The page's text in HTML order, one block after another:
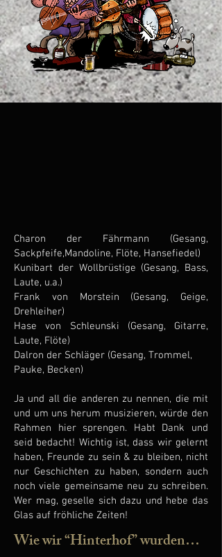
​​Charon der Fährmann (Gesang,
Sackpfeife,Mandoline, Flöte, Hansefiedel)
Kunibart der Wollbrüstige (Gesang, Bass,
Laute, u.a.)
Frank von Morstein (Gesang, Geige,
Drehleiher)
Hase von Schleunski (Gesang, Gitarre,
Laute, Flöte)
Dalron der Schläger (Gesang, Trommel,
Pauke, Becken)
Ja und all die anderen zu nennen, die mit
und um uns herum musizieren, würde den
Rahmen hier sprengen. Habt Dank und
seid bedacht! Wichtig ist, dass wir gelernt
haben, Freunde zu sein & zu bleiben, nicht
nur Geschichten zu haben, sondern auch
noch viele gemeinsame neu zu schreiben.
Wer mag, geselle sich dazu und hebe das
Glas auf fröhliche Zeiten!
Wie wir “Hinterhof” wurden…